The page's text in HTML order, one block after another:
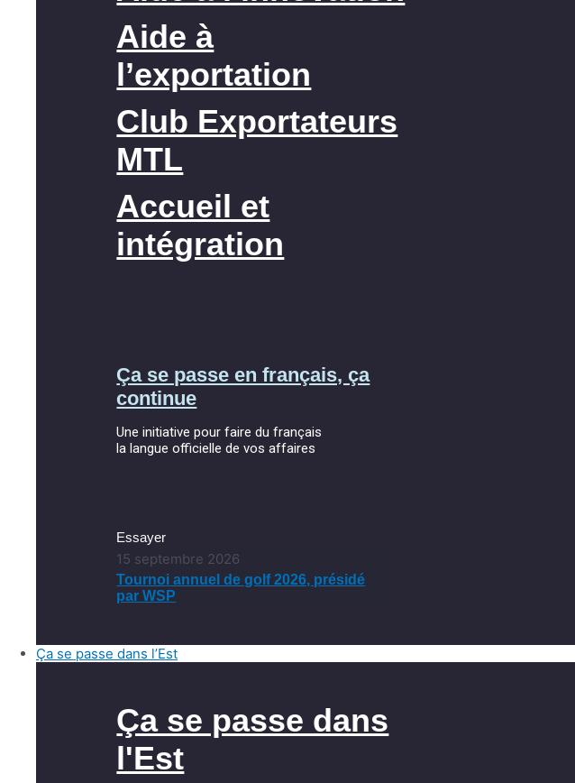
Aide à
l’exportation
Club Exportateurs
MTL
Accueil et
intégration
Ça se passe en français, ça
continue
Une initiative pour faire du français
la langue officielle de vos affaires
Essayer
15 septembre 2026
Tournoi annuel de golf 2026, présidé
par WSP
Ça se passe dans l’Est
Ça se passe dans
l'Est